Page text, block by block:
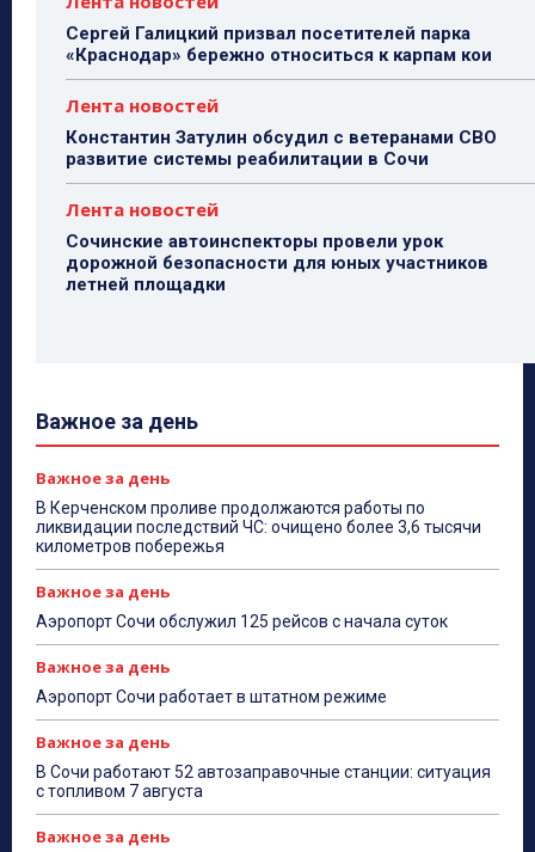
Сергей Галицкий призвал посетителей парка
«Краснодар» бережно относиться к карпам кои
Лента новостей
Константин Затулин обсудил с ветеранами СВО
развитие системы реабилитации в Сочи
Лента новостей
Сочинские автоинспекторы провели урок
дорожной безопасности для юных участников
летней площадки
Важное за день
Важное за день
В Керченском проливе продолжаются работы по
ликвидации последствий ЧС: очищено более 3,6 тысячи
километров побережья
Важное за день
Аэропорт Сочи обслужил 125 рейсов с начала суток
Важное за день
Аэропорт Сочи работает в штатном режиме
Важное за день
В Сочи работают 52 автозаправочные станции: ситуация
с топливом 7 августа
Важное за день